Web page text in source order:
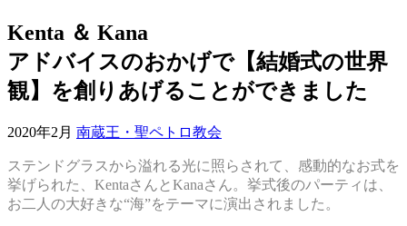
Kenta ＆ Kana
アドバイスのおかげで【結婚式の世界
観】を創りあげることができました
2020年2月 南蔵王・聖ペトロ教会
ステンドグラスから溢れる光に照らされて、感動的なお式を
挙げられた、KentaさんとKanaさん。挙式後のパーティは、
お二人の大好きな“海”をテーマに演出されました。